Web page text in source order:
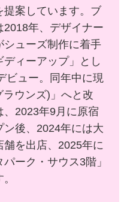
提案しています。ブ
2018年、デザイナー
シューズ制作に着手
ディーアップ」とし
ビュー。同年中に現
ウンズ)」へと改
2023年9月に原宿
ン後、2024年には大
舗を出店、2025年に
ーク・サウス3階」